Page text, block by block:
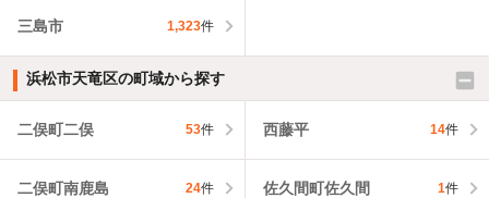
三島市 1,323件
浜松市天竜区の町域から探す
二俣町二俣 53件 西藤平 14件
二俣町南鹿島 24件 佐久間町佐久間 1件